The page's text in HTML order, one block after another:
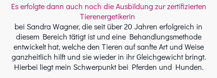
Es erfolgte dann auch noch die Ausbildung zur zertifizierten
Tierenergetikerin
bei Sandra Wagner, die seit über 20 Jahren erfolgreich in
diesem Bereich tätigt ist und eine Behandlungsmethode
entwickelt hat, welche den Tieren auf sanfte Art und Weise
ganzheitlich hilft und sie wieder in ihr Gleichgewicht bringt.
Hierbei liegt mein Schwerpunkt bei Pferden und Hunden.